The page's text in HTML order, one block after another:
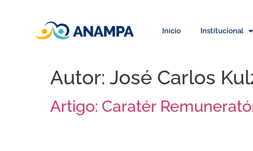
Início Institucional
Autor: José Carlos
Artigo: Caratér